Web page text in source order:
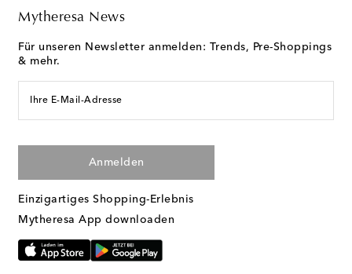
Mytheresa News
Für unseren Newsletter anmelden: Trends, Pre-Shoppings
& mehr.
Ihre E-Mail-Adresse
Anmelden
Einzigartiges Shopping-Erlebnis
Mytheresa App downloaden